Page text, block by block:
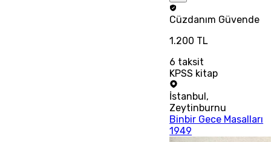
Cüzdanım Güvende
1.200 TL
6 taksit
KPSS kitap
İstanbul ,
Zeytinburnu
Binbir Gece Masalları
1949